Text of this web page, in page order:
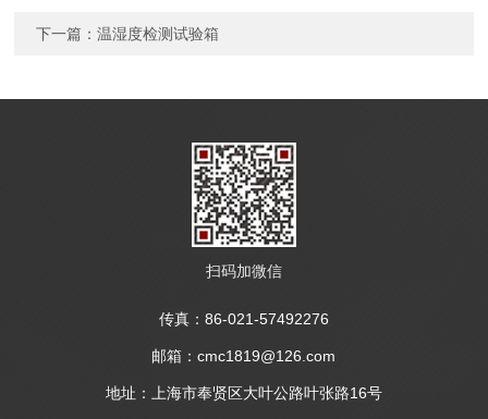
下一篇：温湿度检测试验箱
扫码加微信
传真：86-021-57492276
邮箱：cmc1819@126.com
地址：上海市奉贤区大叶公路叶张路16号